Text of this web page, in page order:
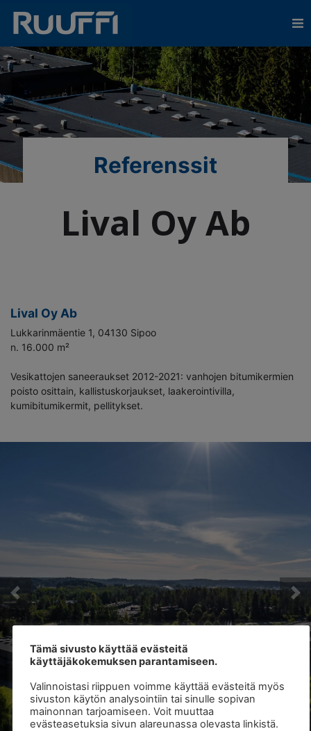
Referenssit
Lival Oy Ab
Lival Oy Ab
Lukkarinmäentie 1, 04130 Sipoo
n. 16.000 m²
Vesikattojen saneeraukset 2012-2021: vanhojen bitumikermien
poisto osittain, kallistuskorjaukset, laakerointivilla,
kumibitumikermit, pellitykset.
Previous
Tämä sivusto käyttää evästeitä
käyttäjäkokemuksen parantamiseen.
Valinnoistasi riippuen voimme käyttää evästeitä myös
sivuston käytön analysointiin tai sinulle sopivan
mainonnan tarjoamiseen. Voit muuttaa
evästeasetuksia sivun alareunassa olevasta linkistä.